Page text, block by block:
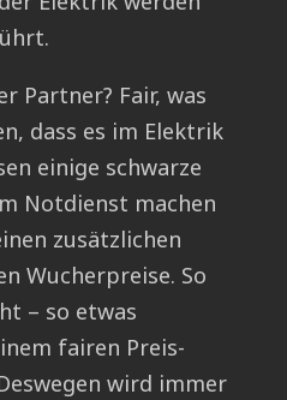
Partner? Fair, was
dass es im Elektrik
einige schwarze
Notdienst machen
zusätzlichen
Wucherpreise. So
– so etwas
fairen Preis-
wird immer